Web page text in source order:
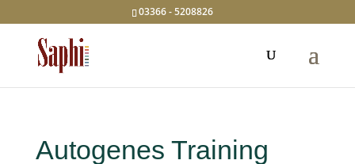
03366 - 5208826
Autogenes Training